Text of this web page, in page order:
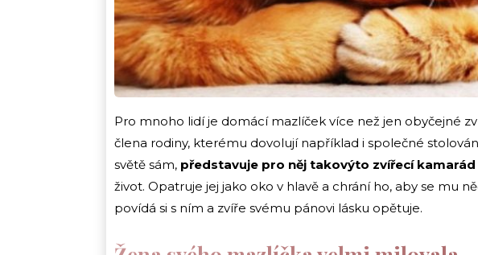
Pro mnoho lidí je domácí mazlíček více než jen obyčejné
člena rodiny, kterému dovolují například i společné
světě sám, představuje pro něj takovýto zvířecí
život. Opatruje jej jako oko v hlavě a chrání ho, aby se mu
povídá si s ním a zvíře svému pánovi lásku opětuje.